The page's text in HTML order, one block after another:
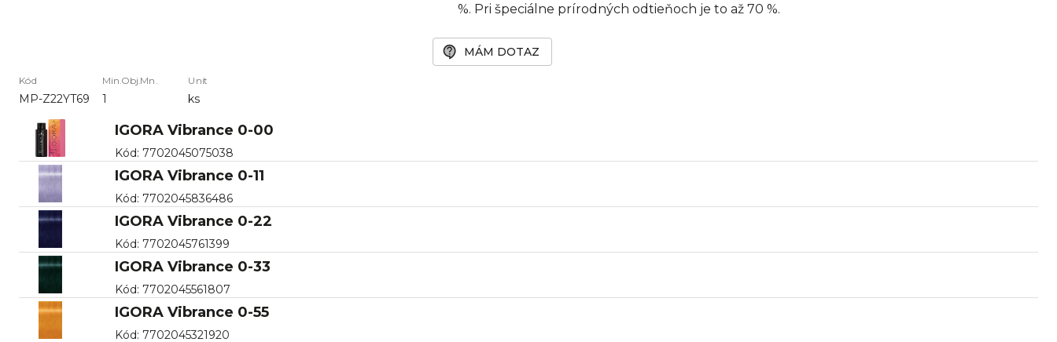
Kód
MP-Z22YT69
Min.Obj.Mn.
1
Unit
ks
%. Pri špeciálne prírodných odtieňoch je to až 70 %.
MÁM DOTAZ
IGORA Vibrance 0-00
Kód: 7702045075038
IGORA Vibrance 0-11
Kód: 7702045836486
IGORA Vibrance 0-22
Kód: 7702045761399
IGORA Vibrance 0-33
Kód: 7702045561807
IGORA Vibrance 0-55
Kód: 7702045321920